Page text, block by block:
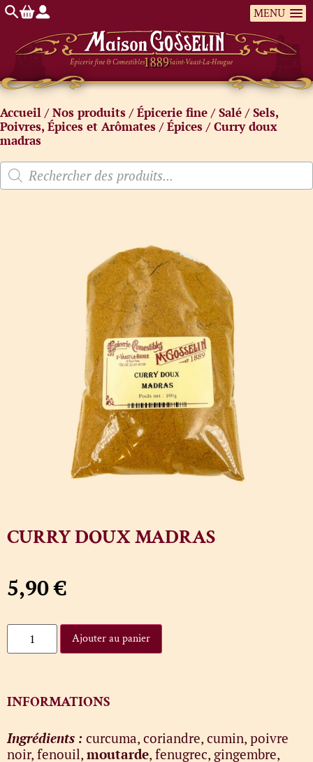
MENU
Épicerie fine & Comestibles Saint-Vaast-La-Hougue
Accueil /Nos produits /Épicerie fine /Salé /Sels,
Poivres, Épices et Arômates /Épices / Curry doux
madras
CURRY DOUX MADRAS
5,90€
Ajouter au panier
INFORMATIONS
Ingrédients : curcuma, coriandre, cumin, poivre
noir, fenouil, moutarde, fenugrec, gingembre,